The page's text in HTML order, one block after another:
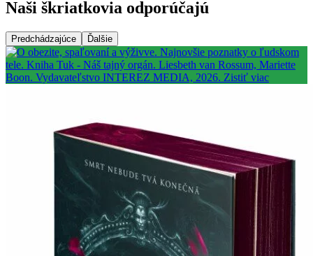
Naši škriatkovia odporúčajú
Predchádzajúce Ďalšie